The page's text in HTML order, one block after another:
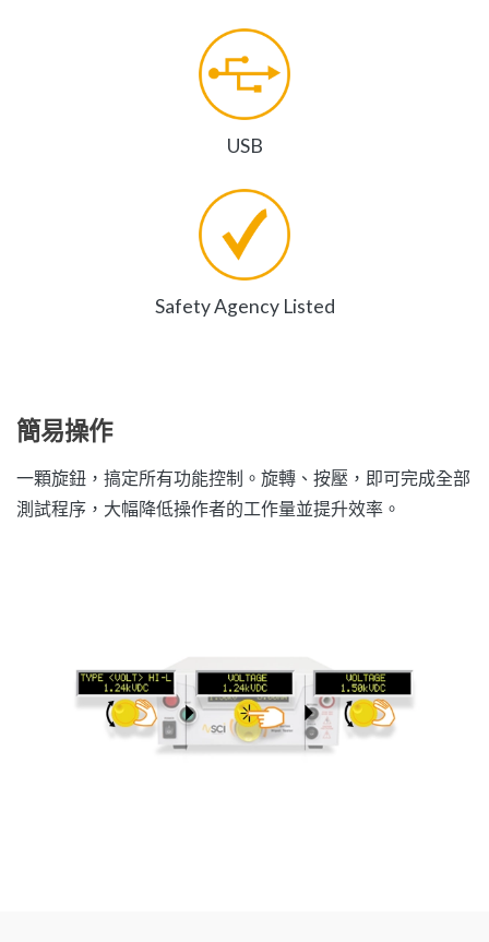
USB
Safety Agency Listed
簡易操作
一顆旋鈕，搞定所有功能控制。旋轉、按壓，即可完成全部
測試程序，大幅降低操作者的工作量並提升效率。